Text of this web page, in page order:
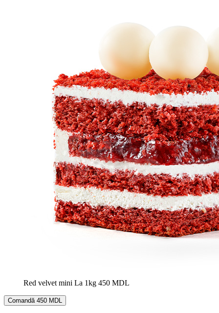
Red velvet mini La 1kg 450 MDL
Comandă 450 MDL